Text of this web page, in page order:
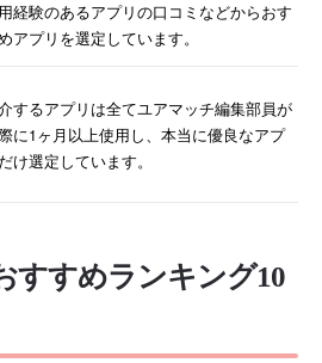
経験のあるアプリの口コミなどからおす
アプリを選定しています。
するアプリは全てユアマッチ編集部員が
に1ヶ月以上使用し、本当に優良なアプ
け選定しています。
すすめランキング10